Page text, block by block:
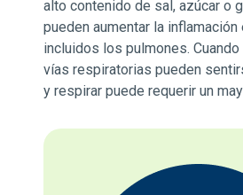
alto contenido de sal, azúcar o
pueden aumentar la
incluidos los pulmones.
vías respiratorias pueden
y respirar puede requerir un